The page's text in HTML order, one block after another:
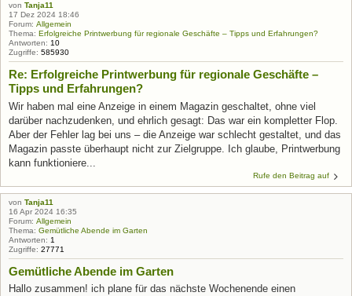
von Tanja11
17 Dez 2024 18:46
Forum: Allgemein
Thema: Erfolgreiche Printwerbung für regionale Geschäfte – Tipps und Erfahrungen?
Antworten: 10
Zugriffe: 585930
Re: Erfolgreiche Printwerbung für regionale Geschäfte –
Tipps und Erfahrungen?
Wir haben mal eine Anzeige in einem Magazin geschaltet, ohne viel
darüber nachzudenken, und ehrlich gesagt: Das war ein kompletter Flop.
Aber der Fehler lag bei uns – die Anzeige war schlecht gestaltet, und das
Magazin passte überhaupt nicht zur Zielgruppe. Ich glaube, Printwerbung
kann funktioniere...
Rufe den Beitrag auf
von Tanja11
16 Apr 2024 16:35
Forum: Allgemein
Thema: Gemütliche Abende im Garten
Antworten: 1
Zugriffe: 27771
Gemütliche Abende im Garten
Hallo zusammen! ich plane für das nächste Wochenende einen